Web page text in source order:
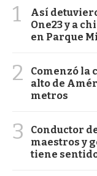
1
Así
One23 y a
en Parque
2
Comenzó la
alto de
metros
3
Conductor
maestros y
tiene